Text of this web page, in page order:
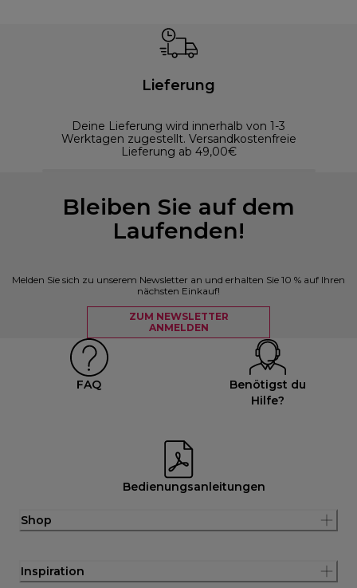
Lieferung
Deine Lieferung wird innerhalb von 1-3
Werktagen zugestellt. Versandkostenfreie
Lieferung ab 49,00€
Bleiben Sie auf dem
Laufenden!
Melden Sie sich zu unserem Newsletter an und erhalten Sie 10 % auf Ihren
nächsten Einkauf!
ZUM NEWSLETTER
ANMELDEN
FAQ
Benötigst du
Hilfe?
Bedienungsanleitungen
Shop
Inspiration